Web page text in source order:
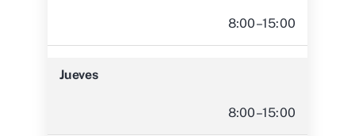
8:00–15:00
Jueves
8:00–15:00